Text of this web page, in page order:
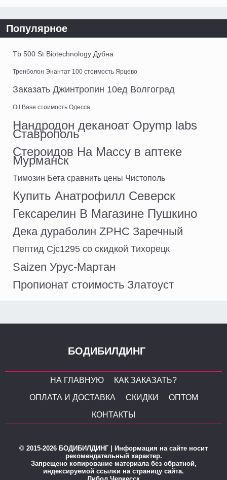
Популярное
Tb 500 St Biotechnology Дубна
Тренболон Энантат 100 стоимость Ярцево
Заказать Джинтропин 10ед Волгоград
Oil Base стоимость Одесса
Нандродон деканоат Opymp labs
Ставрополь
Стероидов На Массу в аптеке
Мурманск
Tимозин Бета сравнить цены Чистополь
Купить Анатрофилл Северск
Гексарелин В Магазине Пушкино
Дека дураболин ZPHC Заречный
Пептид Cjc1295 со скидкой Тихорецк
Saizen Урус-Мартан
Пропионат стоимость Златоуст
БОДИБИЛДИНГ
НА ГЛАВНУЮ
КАК ЗАКАЗАТЬ?
ОПЛАТА И ДОСТАВКА
СКИДКИ
ОПТОМ
КОНТАКТЫ
© 2015-2026 БОДИБИЛДИНГ | Информация на сайте носит
рекомендательный характер.
Запрещено копирование материала без обратной,
индексируемой ссылки на страницу сайта.